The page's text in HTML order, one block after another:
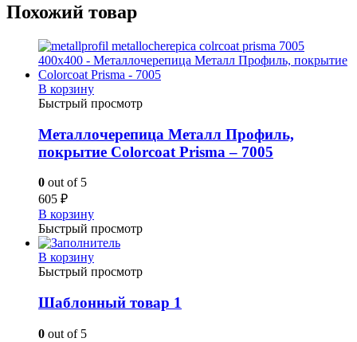
Похожий товар
В корзину
Быстрый просмотр
Металлочерепица Металл Профиль,
покрытие Colorcoat Prisma – 7005
0 out of 5
605 ₽
В корзину
Быстрый просмотр
В корзину
Быстрый просмотр
Шаблонный товар 1
0 out of 5